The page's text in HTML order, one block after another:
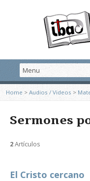
Home > Audios / Videos >
Sermones
2Artículos
El Cristo cercano